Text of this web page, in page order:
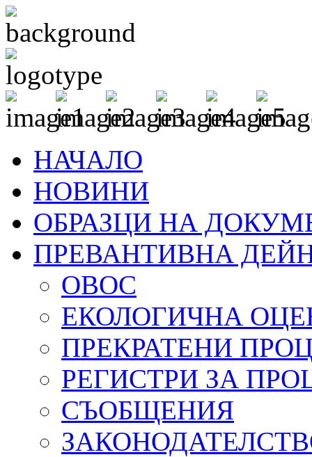
НАЧАЛО
НОВИНИ
ОБРАЗЦИ НА
ПРЕВАНТИВНА
ОВОС
ЕКОЛОГИЧНА
ПРЕКРАТЕНИ
РЕГИСТРИ ЗА
СЪОБЩЕНИЯ